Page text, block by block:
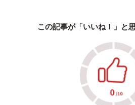
この記事が「いいね！」と